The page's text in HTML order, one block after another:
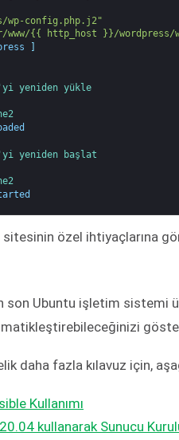
config.php.j2"
www/{{ http_host }}/wordpress/
yeniden yükle
yeniden başlat
özel ihtiyaçlarına
son Ubuntu işletim sistemi
daha fazla kılavuz için,
Kullanımı
kullanarak Sunucu